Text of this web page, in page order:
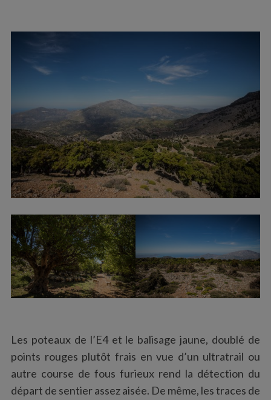
Les poteaux de l’E4 et le balisage jaune, doublé de
points rouges plutôt frais en vue d’un ultratrail ou
autre course de fous furieux rend la détection du
départ de sentier assez aisée. De même, les traces de